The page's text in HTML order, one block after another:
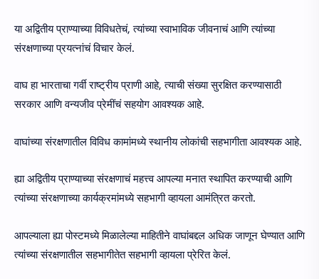
या अद्वितीय प्राण्याच्या विविधतेचं, त्यांच्या स्वाभाविक जीवनाचं आणि त्यांच्या
संरक्षणाच्या प्रयत्नांचं विचार केलं.
वाघ हा भारताचा गर्वी राष्ट्रीय प्राणी आहे, त्याची संख्या सुरक्षित करण्यासाठी
सरकार आणि वन्यजीव प्रेमींचं सहयोग आवश्यक आहे.
वाघांच्या संरक्षणातील विविध कामांमध्ये स्थानीय लोकांची सहभागीता आवश्यक आहे.
ह्या अद्वितीय प्राण्याच्या संरक्षणाचं महत्त्व आपल्या मनात स्थापित करण्याची आणि
त्यांच्या संरक्षणाच्या कार्यक्रमांमध्ये सहभागी व्हायला आमंत्रित करतो.
आपल्याला ह्या पोस्टमध्ये मिळालेल्या माहितीने वाघांबद्दल अधिक जाणून घेण्यात आणि
त्यांच्या संरक्षणातील सहभागीतेत सहभागी व्हायला प्रेरित केलं.